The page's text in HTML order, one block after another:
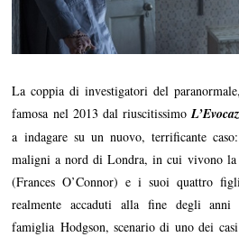
La coppia di investigatori del
famosa nel 2013 dal riuscitissimo
a indagare su un nuovo, terrificante
maligni a nord di Londra, in cui vivono la
(Frances O’Connor) e i suoi quattro
realmente accaduti alla fine degli anni
famiglia Hodgson, scenario di uno dei